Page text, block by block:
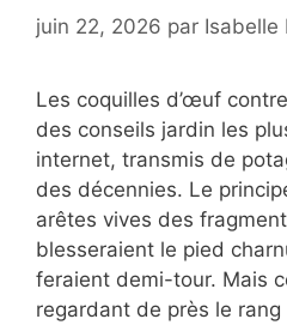
juin 22, 2026 par Isabelle
Les coquilles d’œuf contre
des conseils jardin les
internet, transmis de
des décennies. Le
arêtes vives des
blesseraient le pied
feraient demi-tour. Mais
regardant de près le